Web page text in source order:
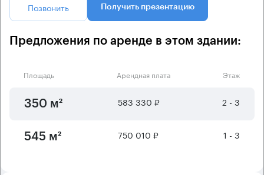
Позвонить Получить презентацию
Предложения по аренде в этом здании:
Площадь Арендная плата Этаж
350 м² 583 330 ₽ 2 - 3
545 м² 750 010 ₽ 1 - 3